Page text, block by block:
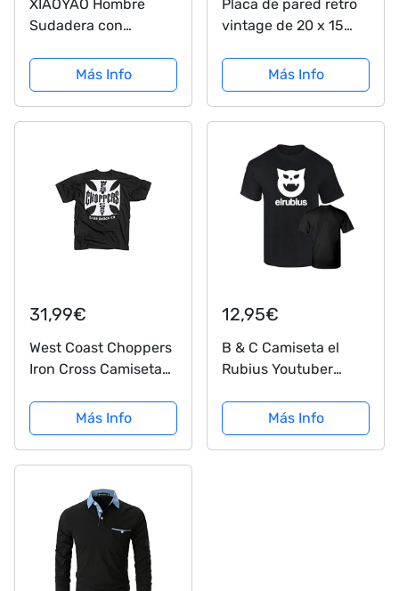
XIAOYAO Hombre
Sudadera con
Hip Hop Manga Larga
Hoodie
Entrenamiento
Más Info
Placa de pared retro
vintage de 20 x 15
cobertizo, bar, oficina,
hombre, cueva,
hogar, dormitorio,
regalo, guinness...
Más Info
31,99€
West Coast Choppers
Iron Cross Camiseta
Más Info
12,95€
B & C Camiseta el
Rubius Youtuber
190grs (M)Más Info